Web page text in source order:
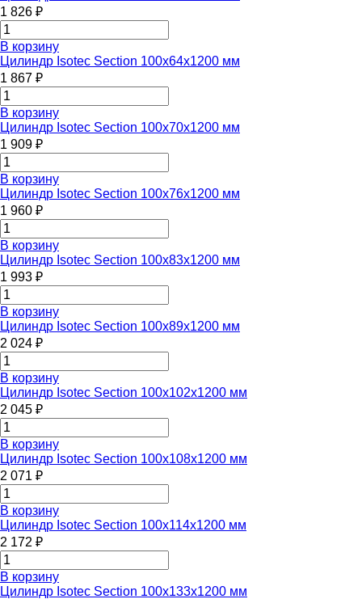
1 826 ₽
В корзину
Цилиндр Isotec Section 100x64x1200 мм
1 867 ₽
В корзину
Цилиндр Isotec Section 100x70x1200 мм
1 909 ₽
В корзину
Цилиндр Isotec Section 100x76x1200 мм
1 960 ₽
В корзину
Цилиндр Isotec Section 100x83x1200 мм
1 993 ₽
В корзину
Цилиндр Isotec Section 100x89x1200 мм
2 024 ₽
В корзину
Цилиндр Isotec Section 100x102x1200 мм
2 045 ₽
В корзину
Цилиндр Isotec Section 100x108x1200 мм
2 071 ₽
В корзину
Цилиндр Isotec Section 100x114x1200 мм
2 172 ₽
В корзину
Цилиндр Isotec Section 100x133x1200 мм